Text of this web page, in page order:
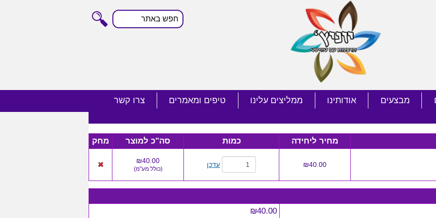
מבצעים אודותינו ממליצים עלינו טיפים ומאמרים צרו קשר
חפש
באתר
מחיר ליחידה כמות סה"כ למוצר מחק
₪40.00 עדכן ₪40.00
(כולל מע"מ)
₪40.00